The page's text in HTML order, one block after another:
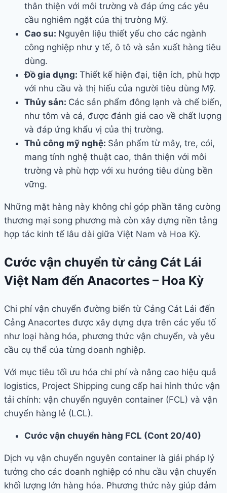
thân thiện với môi trường và đáp ứng các yêu
cầu nghiêm ngặt của thị trường Mỹ.
Cao su: Nguyên liệu thiết yếu cho các ngành
công nghiệp như y tế, ô tô và sản xuất hàng tiêu
dùng.
Đồ gia dụng: Thiết kế hiện đại, tiện ích, phù hợp
với nhu cầu và thị hiếu của người tiêu dùng Mỹ.
Thủy sản: Các sản phẩm đông lạnh và chế biến,
như tôm và cá, được đánh giá cao về chất lượng
và đáp ứng khẩu vị của thị trường.
Thủ công mỹ nghệ: Sản phẩm từ mây, tre, cói,
mang tính nghệ thuật cao, thân thiện với môi
trường và phù hợp với xu hướng tiêu dùng bền
vững.
Những mặt hàng này không chỉ góp phần tăng cường
thương mại song phương mà còn xây dựng nền tảng
hợp tác kinh tế lâu dài giữa Việt Nam và Hoa Kỳ.
Cước vận chuyển từ cảng Cát Lái
Việt Nam đến Anacortes – Hoa Kỳ
Chi phí vận chuyển đường biển từ Cảng Cát Lái đến
Cảng Anacortes được xây dựng dựa trên các yếu tố
như loại hàng hóa, phương thức vận chuyển, và yêu
cầu cụ thể của từng doanh nghiệp.
Với mục tiêu tối ưu hóa chi phí và nâng cao hiệu quả
logistics, Project Shipping cung cấp hai hình thức vận
tải chính: vận chuyển nguyên container (FCL) và vận
chuyển hàng lẻ (LCL).
Cước vận chuyển hàng FCL (Cont 20/40)
Dịch vụ vận chuyển nguyên container là giải pháp lý
tưởng cho các doanh nghiệp có nhu cầu vận chuyển
khối lượng lớn hàng hóa. Phương thức này giúp đảm